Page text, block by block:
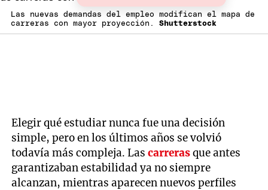
Las nuevas demandas del empleo modifican el mapa de
carreras con mayor proyección. Shutterstock
Elegir qué estudiar nunca fue una decisión
simple, pero en los últimos años se volvió
todavía más compleja. Lascarrerasque antes
garantizaban estabilidad ya no siempre
alcanzan, mientras aparecen nuevos perfiles